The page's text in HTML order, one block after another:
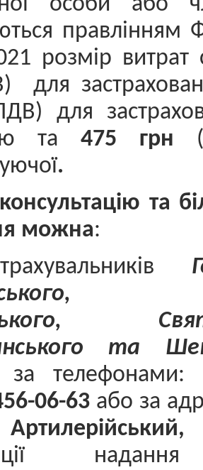
правлінням
розмір витрат
для
для
та 475 грн
.
та
можна:
та
за
06-63 або за